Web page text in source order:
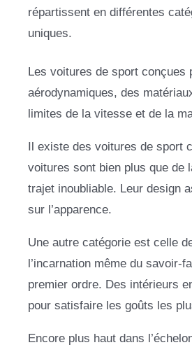
répartissent en différentes
uniques.
Les voitures de sport conçues
aérodynamiques, des
limites de la vitesse et de la
Il existe des voitures de sport
voitures sont bien plus que de
trajet inoubliable. Leur design
sur l’apparence.
Une autre catégorie est celle
l’incarnation même du savoir-
premier ordre. Des intérieurs
pour satisfaire les goûts les
Encore plus haut dans